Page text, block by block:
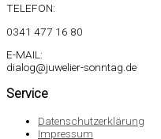
TELEFON:
0341 477 16 80
E-MAIL:
dialog@juwelier-sonntag.de
Service
Datenschutzerklärung
Impressum